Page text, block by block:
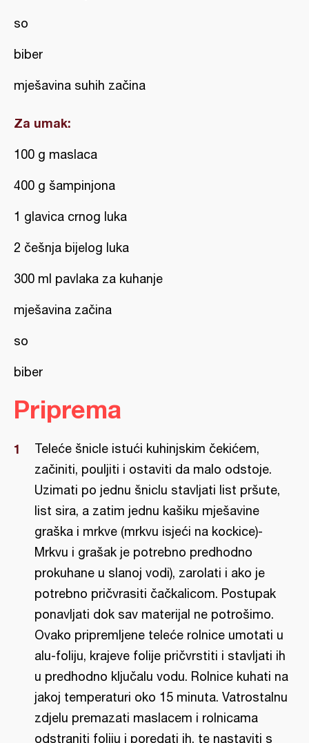
so
biber
mješavina suhih začina
Za umak:
100 g maslaca
400 g šampinjona
1 glavica crnog luka
2 češnja bijelog luka
300 ml pavlaka za kuhanje
mješavina začina
so
biber
Priprema
Teleće šnicle istući kuhinjskim čekićem,
začiniti, pouljiti i ostaviti da malo odstoje.
Uzimati po jednu šniclu stavljati list pršute,
list sira, a zatim jednu kašiku mješavine
graška i mrkve (mrkvu isjeći na kockice)-
Mrkvu i grašak je potrebno predhodno
prokuhane u slanoj vodi), zarolati i ako je
potrebno pričvrasiti čačkalicom. Postupak
ponavljati dok sav materijal ne potrošimo.
Ovako pripremljene teleće rolnice umotati u
alu-foliju, krajeve folije pričvrstiti i stavljati ih
u predhodno ključalu vodu. Rolnice kuhati na
jakoj temperaturi oko 15 minuta. Vatrostalnu
zdjelu premazati maslacem i rolnicama
odstraniti foliju i poredati ih, te nastaviti s